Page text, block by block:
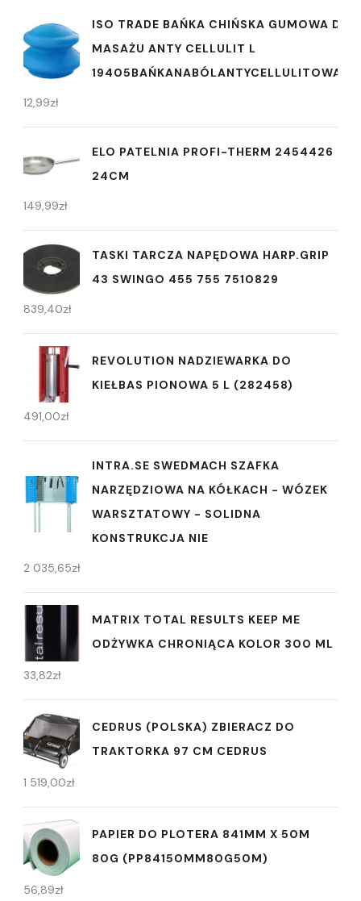
ISO TRADE BAŃKA CHIŃSKA GUMOWA DO
MASAŻU ANTY CELLULIT L
12,99zł
ELO PATELNIA PROFI-THERM 2454426
24CM
149,99zł
TASKI TARCZA NAPĘDOWA HARP.GRIP
43 SWINGO 455 755 7510829
839,40zł
REVOLUTION NADZIEWARKA DO
KIEŁBAS PIONOWA 5 L (282458)
491,00zł
INTRA.SE SWEDMACH SZAFKA
NARZĘDZIOWA NA KÓŁKACH - WÓZEK
WARSZTATOWY - SOLIDNA
KONSTRUKCJA NIE
2 035,65zł
MATRIX TOTAL RESULTS KEEP ME
ODŻYWKA CHRONIĄCA KOLOR 300 ML
33,82zł
CEDRUS (POLSKA) ZBIERACZ DO
TRAKTORKA 97 CM CEDRUS
1 519,00zł
PAPIER DO PLOTERA 841MM X 50M
80G (PP84150MM80G50M)
56,89zł